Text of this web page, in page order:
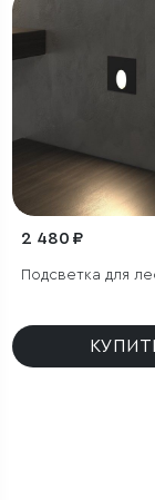
2 480 ₽
Подсветка для